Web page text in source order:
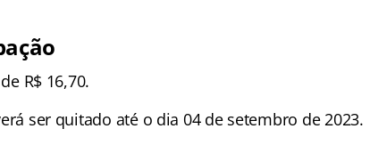
R$ 16,70.
ser quitado até o dia 04 de setembro de 2023.